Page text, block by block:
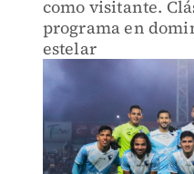
como visitante.
programa en
estelar